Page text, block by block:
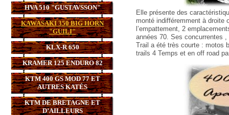
HVA 510 "GUSTAVSSON"
KAWASAKI 350 BIG HORN
"GUILI"
KLX-R 650
KRAMER 125 ENDURO 82
KTM 400 GS MOD 77 ET
AUTRES KATÉS
KTM DE BRETAGNE ET
D’AILLEURS
Elle présente des
monté indifféremment à droite
l’empattement, 2
années 70. Ses concurrentes
Trail a été très courte : motos
trails 4 Temps et en off road